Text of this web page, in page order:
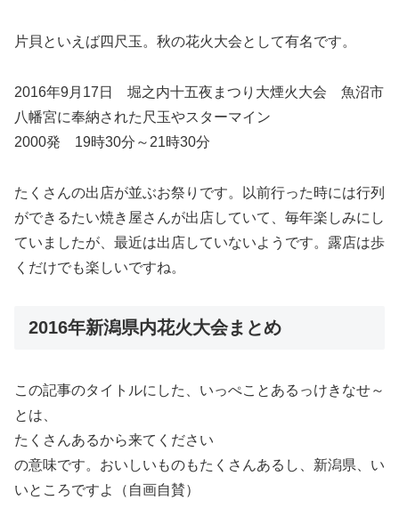
片貝といえば四尺玉。秋の花火大会として有名です。
2016年9月17日 堀之内十五夜まつり大煙火大会 魚沼市
八幡宮に奉納された尺玉やスターマイン
2000発 19時30分～21時30分
たくさんの出店が並ぶお祭りです。以前行った時には行列
ができるたい焼き屋さんが出店していて、毎年楽しみにし
ていましたが、最近は出店していないようです。露店は歩
くだけでも楽しいですね。
2016年新潟県内花火大会まとめ
この記事のタイトルにした、いっぺことあるっけきなせ～
とは、
たくさんあるから来てください
の意味です。おいしいものもたくさんあるし、新潟県、い
いところですよ（自画自賛）